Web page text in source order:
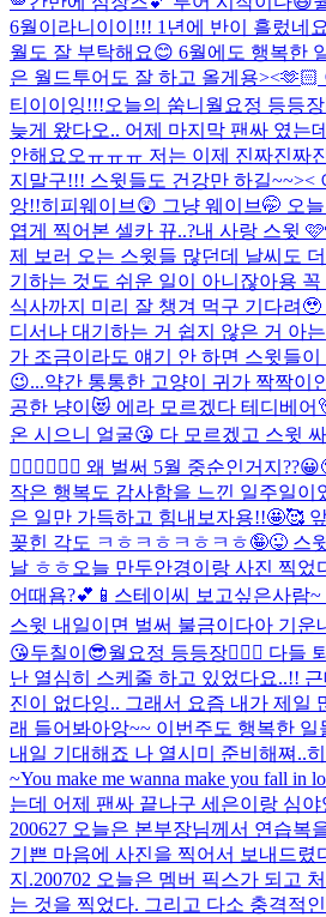
6월이라니이이!!! 1년에 반이 흘렀네
월도 잘 부탁해요😊 6월에도 행복한
은 월드투어도 잘 하고 올게용><🫶🏻
티이이잉!!!오늘의 쑴니 월요정 등등장
늦게 왔다오.. 어제 마지막 팬싸 였는
안해요오ㅠㅠㅠ 저는 이제 진짜진짜
지말구!!! 스윗들도 건강만 하길~~><
앙!!히피웨이브😲 그냥 웨이브🤭 오
엽게 찍어본 셀카 뀨..?내 사랑 스윗
제 보러 오는 스윗들 많던데 날씨도
기하는 것도 쉬운 일이 아니잖아용
식사까지 미리 잘 챙겨 먹구 기다려
디서나 대기하는 거 쉽지 않은 거 아
가 조금이라도 얘기 안 하면 스윗들
😉...약간 통통한 고양이 귀가 짝짝이
공한 냥이😻 에라 모르겠다 테디베어
온 시으니 얼굴😘 다 모르겠고 스윗
🧚🏻‍♀️🧚🏻‍♀️ 왜 벌써 5월 중순인거지
작은 행복도 감사함을 느낀 일주일이
은 일만 가득하고 힘내보자용!!🤩🥰
꽂힌 각도 ㅋㅎㅋㅎㅋㅎㅋㅎ🤪😜 스
날 ㅎㅎ 오늘 만두안경이랑 사진 찍었
어때욤?💕📱 스테이씨 보고싶은사람
스윗 내일이면 벌써 불금이다아 기운
😘두칠이😎월요정 등등장🧚🏻‍♀️ 다들
난 열심히 스케줄 하고 있었다요..!!
진이 없다잉.. 그래서 요즘 내가 제일
래 들어봐아앙~~ 이번주도 행복한
내일 기대해죠 나 열시미 준비해쪄..히
~You make me wanna make you fall in
는데 어제 팬싸 끝나구 세은이랑 심
200627 오늘은 본부장님께서 연습복
기쁜 마음에 사진을 찍어서 보내드렸
지.200702 오늘은 멤버 픽스가 되고
는 것을 찍었다. 그리고 다소 충격적